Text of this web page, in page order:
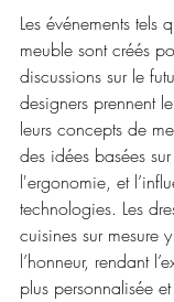
Les événements tels
meuble sont créés
discussions sur le
designers prennent
leurs concepts de
des idées basées
l'ergonomie, et
technologies. Les
cuisines sur mesure
l’honneur, rendant
plus personnalisée